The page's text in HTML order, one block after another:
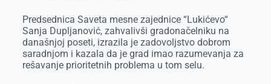
Predsednica Saveta mesne zajednice “Lukićevo“
Sanja Dupljanović, zahvalivši gradonačelniku na
današnjoj poseti, izrazila je zadovoljstvo dobrom
saradnjom i kazala da je grad imao razumevanja za
rešavanje prioritetnih problema u tom selu.